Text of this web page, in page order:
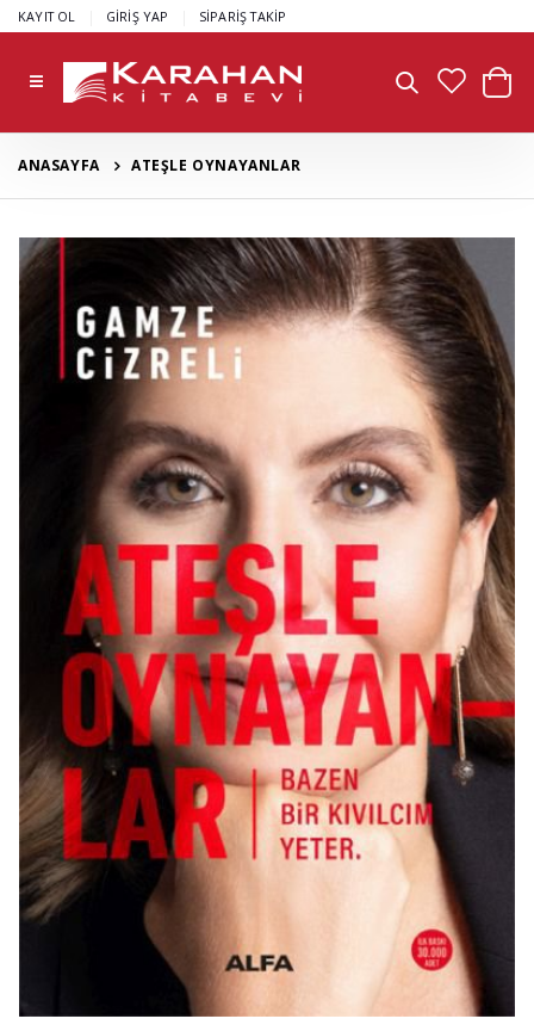
KAYIT OL GİRİŞ YAP SİPARİŞ TAKİP
ANASAYFA ATEŞLE OYNAYANLAR